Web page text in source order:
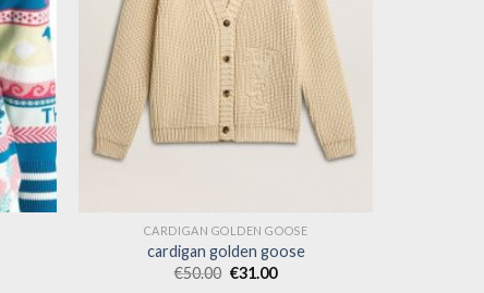
CARDIGAN GOLDEN GOOSE
cardigan golden goose
€50.00 €31.00